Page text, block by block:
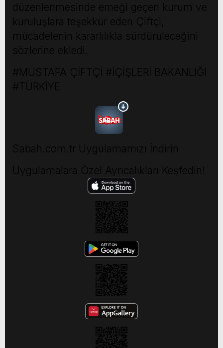
düzenlenmesinde emeği geçen kurum ve
kuruluşlara teşekkür eden Çiftçi,
mücadelenin kararlılıkla sürdürüleceğini
sözlerine ekledi.
#MUSTAFA ÇİFTÇİ #İÇİŞLERİ BAKANLIĞI
#TÜRKİYE
Sabah.com.tr Uygulamamızı İndirin
Uygulamalara Özel Ayrıcalıkları Keşfedin!